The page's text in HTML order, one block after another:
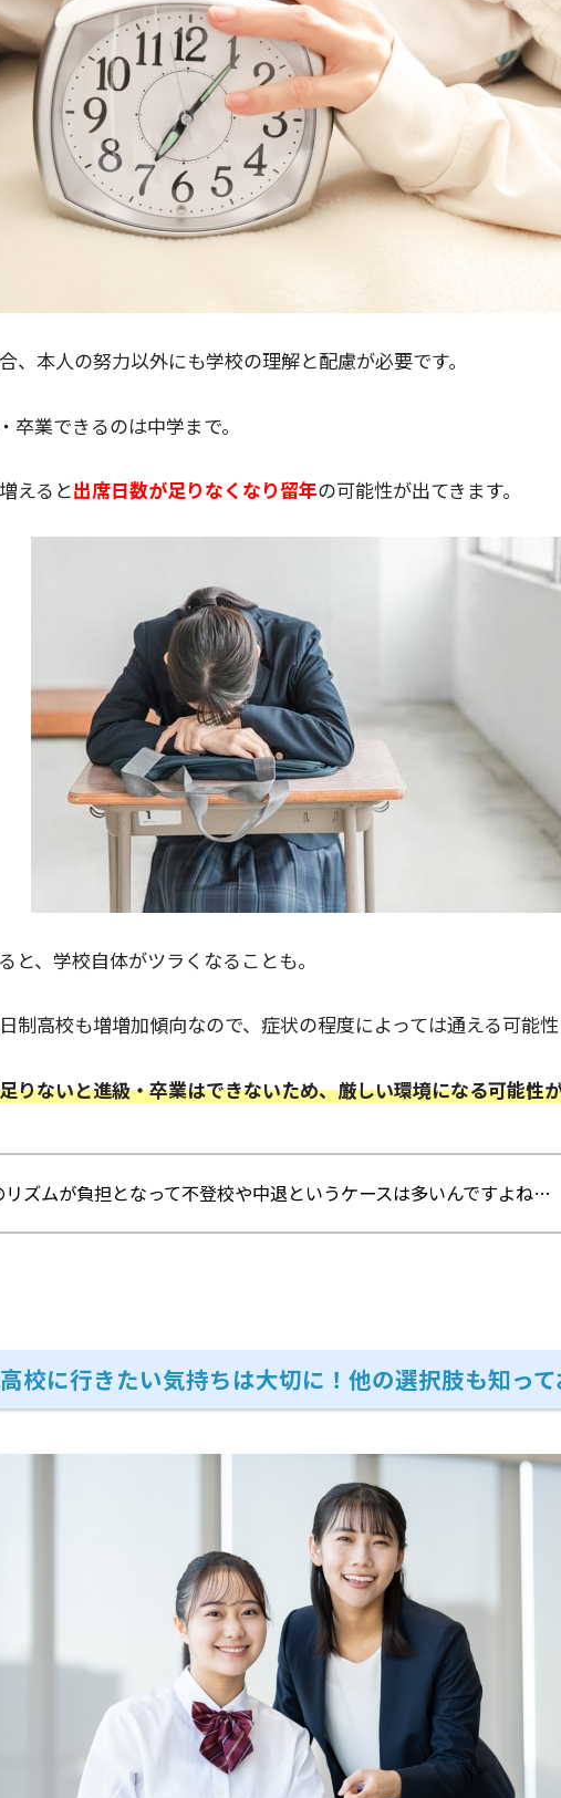
本人の努力以外にも学校の理解と配慮が必要です。
業できるのは中学まで。
えると出席日数が足りなくなり留年の可能性が出てきます。
、学校自体がツラくなることも。
制高校も増増加傾向なので、症状の程度によっては通える可能
りないと進級・卒業はできないため、厳しい環境になる可能性
ズムが負担となって不登校や中退というケースは多いんですよね…
校に行きたい気持ちは大切に！他の選択肢も知っ